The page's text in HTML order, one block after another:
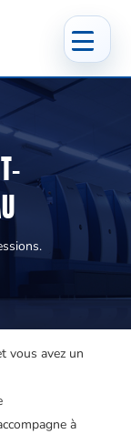
vous avez un
à